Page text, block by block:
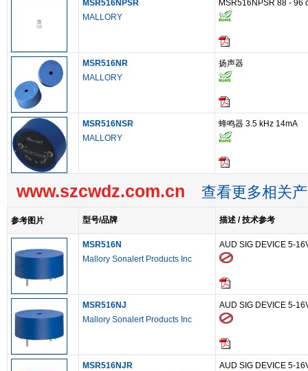
MSR516NPSR
MALLORY
MSR516NPSR 88 - 96
MSR516NR
MALLORY
扬声器
MSR516NSR
MALLORY
蜂鸣器 3.5 kHz 14mA
www.szcwdz.com.cn 查看更多相关
参考图片 型号/品牌 描述 / 技术参考
MSR516N
Mallory Sonalert Products Inc
AUD SIG DEVICE 5-
MSR516NJ
Mallory Sonalert Products Inc
AUD SIG DEVICE 5-
MSR516NJR
AUD SIG DEVICE 5-